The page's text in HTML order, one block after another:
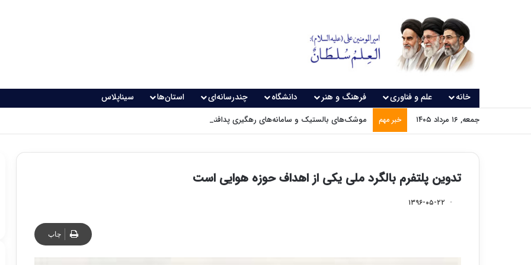
خانه علم و فناوری فرهنگ و هنر دانشگاه چندرسانه‌ای استان‌ها سیناپلاس
جمعه, ۱۶ مرداد ۱۴۰۵ خبر مهم موشک‌های بالستیک و سامانه‌های رهگیری پدافندی چگونه کار می کنند؟
تدوین پلتفرم بالگرد ملی یکی از اهداف حوزه هوایی است
۱۳۹۶-۰۵-۲۲
چاپ